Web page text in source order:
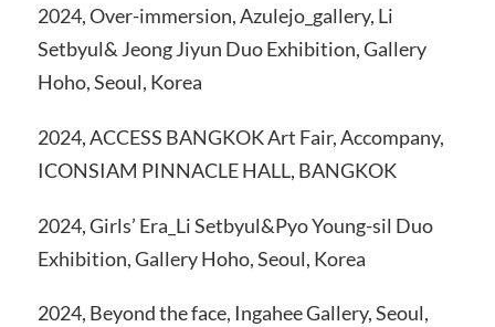
2024, Over-immersion, Azulejo_gallery, Li
Setbyul& Jeong Jiyun Duo Exhibition, Gallery
Hoho, Seoul, Korea
2024, ACCESS BANGKOK Art Fair, Accompany,
ICONSIAM PINNACLE HALL, BANGKOK
2024, Girls’ Era_Li Setbyul&Pyo Young-sil Duo
Exhibition, Gallery Hoho, Seoul, Korea
2024, Beyond the face, Ingahee Gallery, Seoul,